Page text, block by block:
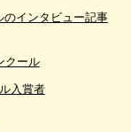
インタビュー記事
クール
入賞者